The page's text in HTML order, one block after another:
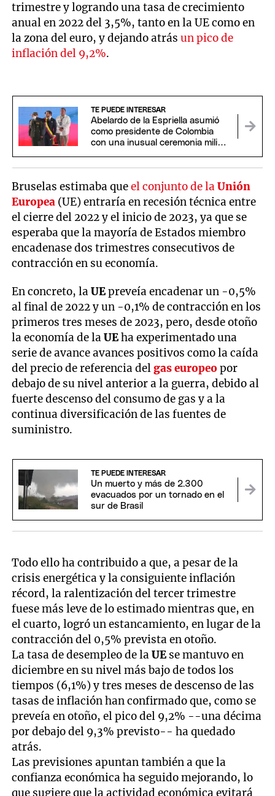
trimestre y logrando una tasa de crecimiento
anual en 2022 del 3,5%, tanto en la UE como en
la zona del euro, y dejando atrásun pico de
inflación del 9,2%.
TE PUEDE INTERESAR
Abelardo de la Espriella asumió
como presidente de Colombia
con una inusual ceremonia militar
Bruselas estimaba queel conjunto de laUnión
Europea (UE) entraría en recesión técnica entre
el cierre del 2022 y el inicio de 2023, ya que se
esperaba que la mayoría de Estados miembro
encadenase dos trimestres consecutivos de
contracción en su economía.
En concreto, laUEpreveía encadenar un -0,5%
al final de 2022 y un -0,1% de contracción en los
primeros tres meses de 2023, pero, desde otoño
la economía de laUEha experimentado una
serie de avance avances positivos como la caída
del precio de referencia delgas europeopor
debajo de su nivel anterior a la guerra, debido al
fuerte descenso del consumo de gas y a la
continua diversificación de las fuentes de
suministro.
TE PUEDE INTERESAR
Un muerto y más de 2.300
evacuados por un tornado en el
sur de Brasil
Todo ello ha contribuido a que, a pesar de la
crisis energética y la consiguiente inflación
récord, la ralentización del tercer trimestre
fuese más leve de lo estimado mientras que, en
el cuarto, logró un estancamiento, en lugar de la
contracción del 0,5% prevista en otoño.
La tasa de desempleo de laUE se mantuvo en
diciembre en su nivel más bajo de todos los
tiempos (6,1%) y tres meses de descenso de las
tasas de inflación han confirmado que, como se
preveía en otoño, el pico del 9,2% --una décima
por debajo del 9,3% previsto-- ha quedado
atrás.
Las previsiones apuntan también a que la
confianza económica ha seguido mejorando, lo
que sugiere que la actividad económica evitará